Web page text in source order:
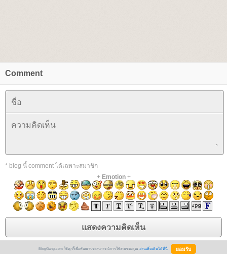
Comment
* blog นี้ comment ได้เฉพาะสมาชิก
+ Emotion+
BlogGang.com ใช้คุกกี้เพื่อพัฒนาประสบการณ์การใช้งานของคุณ อ่านเพิ่มเติมได้ที่นี่